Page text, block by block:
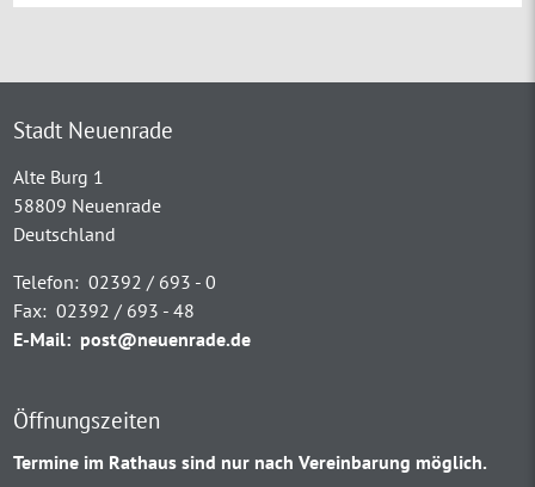
Stadt Neuenrade
Alte Burg 1
58809 Neuenrade
Deutschland
Telefon: 02392 / 693 - 0
Fax: 02392 / 693 - 48
E-Mail: post@neuenrade.de
Öffnungszeiten
Termine im Rathaus sind nur nach Vereinbarung möglich.